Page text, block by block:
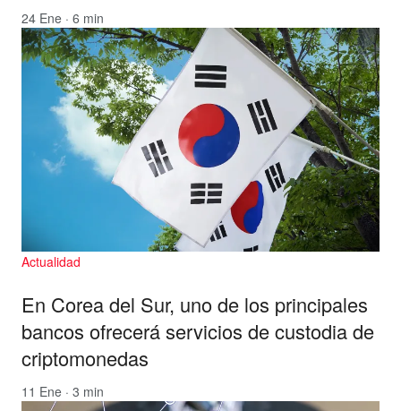
24 Ene · 6 min
Actualidad
En Corea del Sur, uno de los principales
bancos ofrecerá servicios de custodia de
criptomonedas
11 Ene · 3 min